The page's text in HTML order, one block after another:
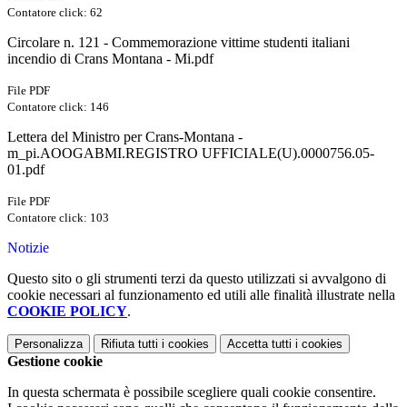
Contatore click: 62
Circolare n. 121 - Commemorazione vittime studenti italiani
incendio di Crans Montana - Mi.pdf
File PDF
Contatore click: 146
Lettera del Ministro per Crans-Montana -
m_pi.AOOGABMI.REGISTRO UFFICIALE(U).0000756.05-
01.pdf
File PDF
Contatore click: 103
Notizie
Questo sito o gli strumenti terzi da questo utilizzati si avvalgono di
cookie necessari al funzionamento ed utili alle finalità illustrate nella
COOKIE POLICY.
Personalizza Rifiuta tutti i cookies Accetta tutti i cookies
Gestione cookie
In questa schermata è possibile scegliere quali cookie consentire.